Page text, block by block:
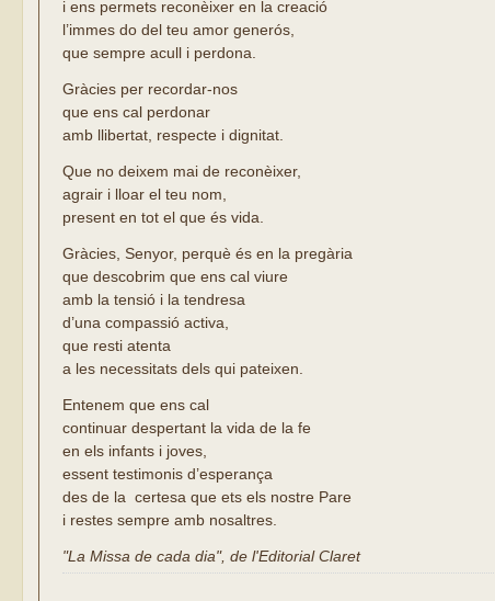
i ens permets reconèixer en la creació
l’immes do del teu amor generós,
que sempre acull i perdona.
Gràcies per recordar-nos
que ens cal perdonar
amb llibertat, respecte i dignitat.
Que no deixem mai de reconèixer,
agrair i lloar el teu nom,
present en tot el que és vida.
Gràcies, Senyor, perquè és en la pregària
que descobrim que ens cal viure
amb la tensió i la tendresa
d’una compassió activa,
que resti atenta
a les necessitats dels qui pateixen.
Entenem que ens cal
continuar despertant la vida de la fe
en els infants i joves,
essent testimonis d’esperança
des de la certesa que ets els nostre Pare
i restes sempre amb nosaltres.
"La Missa de cada dia", de l'Editorial Claret